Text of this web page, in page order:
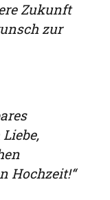
Zukunft
zur
Hochzeit!“